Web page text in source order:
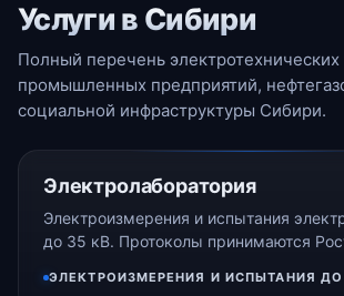
Услуги в Сибири
Полный перечень электротехнических
промышленных предприятий,
социальной инфраструктуры Сибири.
Электролаборатория
Электроизмерения и испытания
до 35 кВ. Протоколы принимаются
ЭЛЕКТРОИЗМЕРЕНИЯ И ИСПЫТАНИЯ ДО